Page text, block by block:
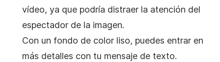
vídeo, ya que podría distraer la atención del
espectador de la imagen.
Con un fondo de color liso, puedes entrar en
más detalles con tu mensaje de texto.